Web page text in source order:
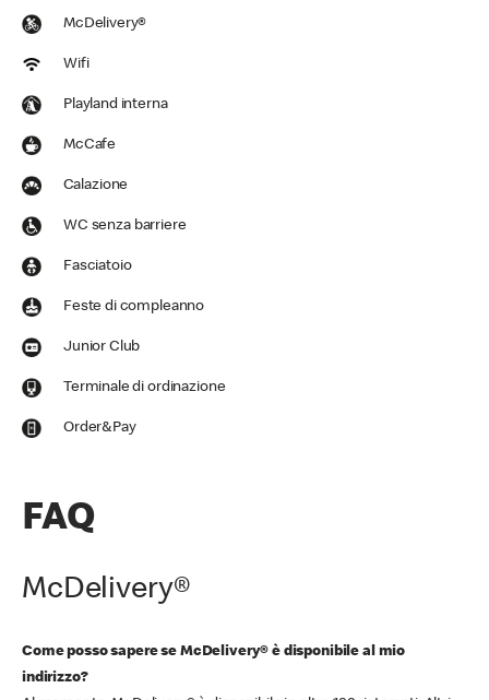
McDelivery®
Wifi
Playland interna
McCafe
Calazione
WC senza barriere
Fasciatoio
Feste di compleanno
Junior Club
Terminale di ordinazione
Order&Pay
FAQ
McDelivery®
Come posso sapere se McDelivery® è disponibile al mio
indirizzo?